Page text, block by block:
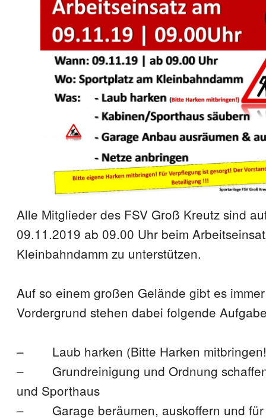
Alle Mitglieder des FSV Groß Kreutz sind
09.11.2019 ab 09.00 Uhr beim
Kleinbahndamm zu unterstützen.
Auf so einem großen Gelände gibt es
Vordergrund stehen dabei folgende
– Laub harken (Bitte Harken mitbringen!
– Grundreinigung und Ordnung
und Sporthaus
– Garage beräumen, auskoffern und für